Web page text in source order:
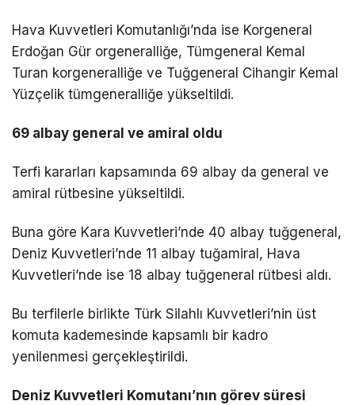
Hava Kuvvetleri Komutanlığı’nda ise Korgeneral
Erdoğan Gür orgeneralliğe, Tümgeneral Kemal
Turan korgeneralliğe ve Tuğgeneral Cihangir Kemal
Yüzçelik tümgeneralliğe yükseltildi.
69 albay general ve amiral oldu
Terfi kararları kapsamında 69 albay da general ve
amiral rütbesine yükseltildi.
Buna göre Kara Kuvvetleri’nde 40 albay tuğgeneral,
Deniz Kuvvetleri’nde 11 albay tuğamiral, Hava
Kuvvetleri’nde ise 18 albay tuğgeneral rütbesi aldı.
Bu terfilerle birlikte Türk Silahlı Kuvvetleri’nin üst
komuta kademesinde kapsamlı bir kadro
yenilenmesi gerçekleştirildi.
Deniz Kuvvetleri Komutanı’nın görev süresi